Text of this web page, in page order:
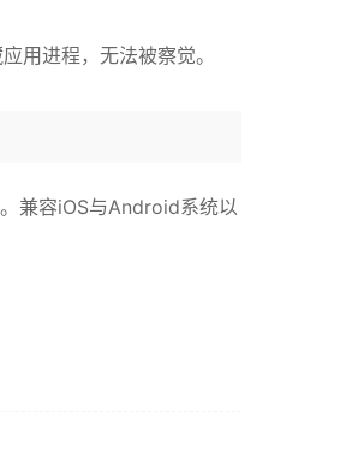
用进程，无法被察觉。
兼容iOS与Android系统以